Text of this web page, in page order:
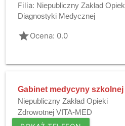
Filia: Niepubliczny Zakład
Diagnostyki Medycznej
gradeOcena: 0.0
Gabinet medycyny szkolnej
Niepubliczny Zakład Opieki
Zdrowotnej VITA-MED